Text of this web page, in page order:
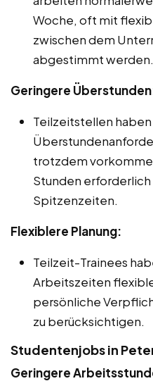
Woche, oft mit
zwischen dem
abgestimmt werden.
Geringere
Teilzeitstellen
trotzdem
Stunden
Spitzenzeiten.
Flexiblere Planung:
Teilzeit-Trainees
Arbeitszeiten
persönliche
zu berücksichtigen.
Studentenjobs in
Geringere